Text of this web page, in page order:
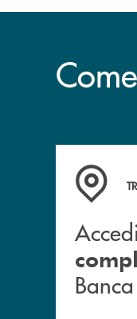
Accedi